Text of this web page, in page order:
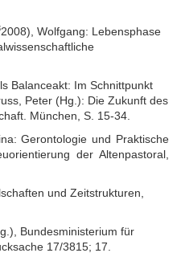
2008), Wolfgang: Lebensphase
Balanceakt: Im Schnittpunkt
Peter (Hg.): Die Zukunft des
München, S. 15-34.
Gerontologie und Praktische
der Altenpastoral,
und Zeitstrukturen,
Bundesministerium für
17/3815; 17.